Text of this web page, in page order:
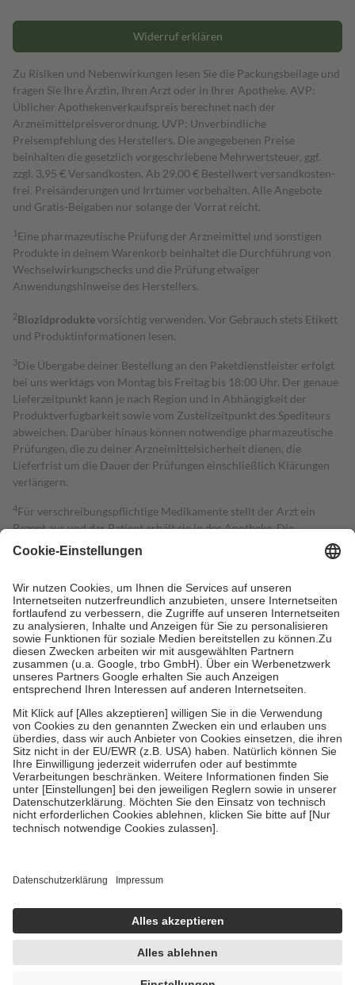
Widerruf erklären
Zu Risiken und Nebenwirkungen lesen Sie die Packungsbeilage und
fragen Sie Ihre Ärztin, Ihren Arzt oder in Ihrer Apotheke. AVP:
Üblicher Apothekenverkaufspreis berechnet nach der
Arzneimittelpreisverordnung. UVP: Unverbindliche
Preisempfehlung des Herstellers. Die angegebenen Preise
beinhalten die gesetzlich vorgeschriebene Mehrwertsteuer, ggf.
zzgl. 3,95 € Versandkosten. Ab 29,00 € Bestell­wert versand­kosten­
frei. Preisänderungen und Irrtümer vorbehalten. Alle Angebote
und Gratis-Beigaben nur solange der Vorrat reicht.
1 Eine pharmazeutische Prüfung der Arzneimittel und sonstigen
Produkte in deinem Warenkorb beinhaltet die Durchführung von
Wechselwirkungschecks und die Prüfung etwaiger
Anwendungshinweise des Herstellers.
2Biozidproduktevorsichtig verwenden. Vor Gebrauch stets Etikett
und Produktinformationen lesen.
3Die Übergabe deiner Bestellung an den Paketdienstleister erfolgt
bei uns werktags von Montag bis Freitag bis 18:00 Uhr. Der genaue
Lieferzeitpunkt kann je nach Region und in Abhängigkeit der
Produktverfügbarkeit sowie vom Zustellzeitpunkt des Spediteurs
abweichen. Darüber hinaus können notwendige pharmazeutische
Prüfungen, die zu deiner Arzneimittelsicherheit dienen, die
Lieferfrist um die Dauer der Prüfungen einschließlich Klärungen
verlängern.
4Für verschreibungspflichtige Medikamente stellt der Arzt ein
Rezept aus und der Patient erhält sie in der Apotheke. Die
gesetzliche Krankenversicherung übernimmt in der Regel die
Kosten dafür, der Versicherte trägt einen Teil davon als Zuzahlung
Grundsätzlich leisten Mitglieder Zuzahlungen in Höhe von zehn
Prozent des Abgabepreises,mindestens jedochfünf Euround
höchstens zehn Euro.Es sind jedoch nie mehr als die tatsächlichen
Kosten der Leistung zu entrichten.
Diese Regeln gelten grundsätzlich auch für Online-Apotheken.
Bei Heilmitteln und häuslicher Krankenpflege beträgt die
Zuzahlung zehn Prozent der Kosten sowie zehn Euro je
Verordnung.
Um das Engagement der Versicherten für ihre eigene Gesundheit zu
stärken und die besondere Stellung der Familie zu unterstützen,
fallenkeine Zuzahlungenan bei:
• Kindern und Jugendlichen bis zum vollendeten 18. Lebensjahr
mit Ausnahme der Fahrkosten
• Untersuchungen zur Vorsorge und Früherkennung, die von der
GKV getragen werden
Einholung von Bewertungen. Trusted Shops hat Maßnahmen
getroffen, um sicherzustellen, dass es sich um echte Bewertungen
handelt. Mehr Informationen findest du hier:
https://help.etrusted.com/hc/de/articles/4419944605341